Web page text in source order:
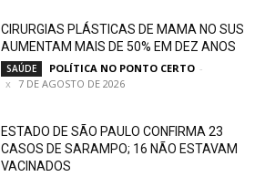
CIRURGIAS PLÁSTICAS DE MAMA NO SUS
AUMENTAM MAIS DE 50% EM DEZ ANOS
SAÚDE POLÍTICA NO PONTO CERTO -
7 DE AGOSTO DE 2026
ESTADO DE SÃO PAULO CONFIRMA 23
CASOS DE SARAMPO; 16 NÃO ESTAVAM
VACINADOS